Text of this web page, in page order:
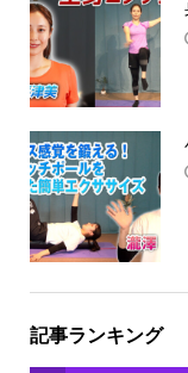
記事ランキング